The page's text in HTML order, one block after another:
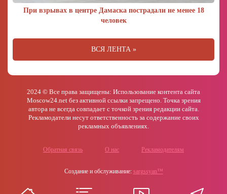
При взрывах в центре Дамаска пострадали не менее 18
человек
ВСЯ ЛЕНТА »
2024 © Все права защищены: Использование контента сайта
Moscow24.net без активной ссылки запрещено. Точка зрения
автора не всегда совпадает с точкой зрения редакции сайта.
Рекламодатели несут ответственность за содержание своих
рекламных объявлениях.
Обратная связь О нас Рекламодателям
Создание и обслуживание: sargssyan™